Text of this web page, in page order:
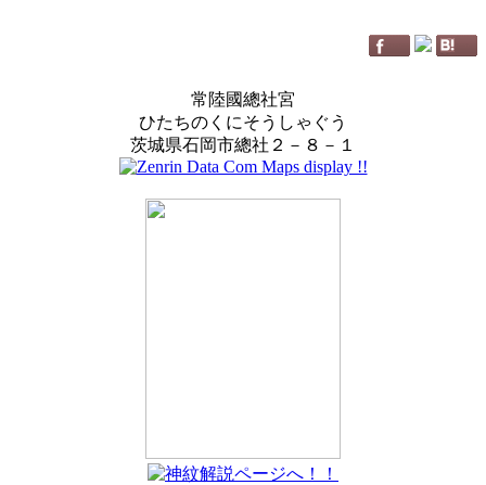
常陸國總社宮
ひたちのくにそうしゃぐう
茨城県石岡市總社２－８－１